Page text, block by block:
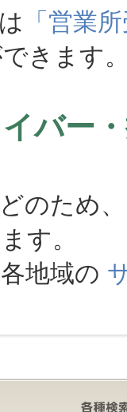
「営業
きます
イバー
のため
す。
地域の